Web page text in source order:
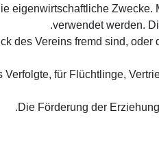
eigenwirtschaftliche
verwendet werden.
Verfolgte, für Flüchtlinge,